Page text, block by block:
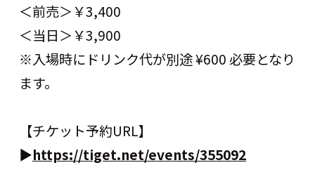
＜前売＞￥3,400
＜当日＞￥3,900
※入場時にドリンク代が別途 ¥600 必要となり
ます。
【チケット予約URL】
▶︎https://tiget.net/events/355092